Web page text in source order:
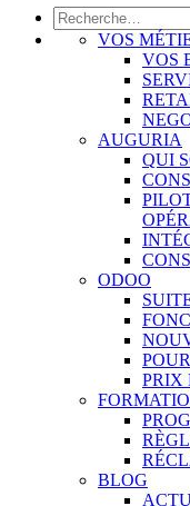
VOS
VOS
AUGURIA
QUI
ODOO
PRIX
BLOG